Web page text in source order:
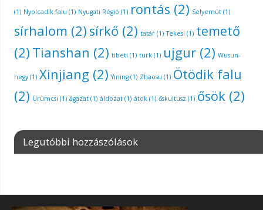
(1) Nyolcadik falu (1) Nyugati Régió (1) rontás (2) Selyemút(1)
sírhalom (2) sírkő (2) tatár(1) Tekesi (1) temető
(2) Tianshan (2) tibeti (1) türk(1) ujgur(2) Wusun-
hegy(1) Xinjiang (2) Yining(1) Zhaosu (1) Ötödik falu
(2) Ürümcsi (1) ágazat(1) áldozat(1) átok(1) őskultusz (1) ősök(2)
Legutóbbi hozzászólások